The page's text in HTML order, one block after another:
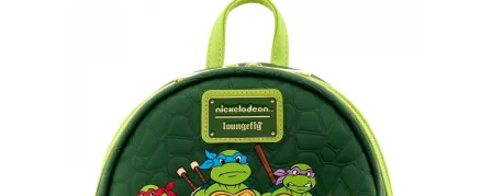
Figural
Impression intégrale
Leonardo Michelangelo Raphaël
2023 2022